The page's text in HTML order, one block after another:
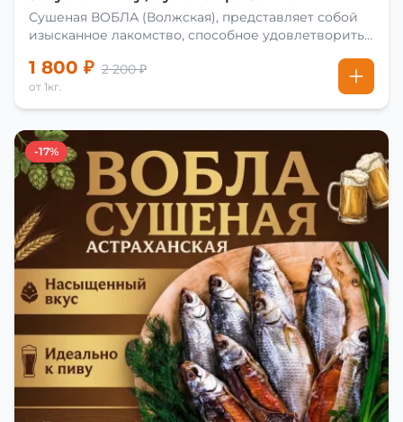
Сушеная ВОБЛА (Волжская), представляет собой
изысканное лакомство, способное удовлетворить
сделать вяленую воблу, её сначала хорошо солят.
Для этого используют старые рецепты и
современные способы. Благодаря этому рыба
приготовлении вяленой воблы делают с учётом
времени года. Это помогает сохранить рыбу
свежей и качественной. Потом рыбу упаковывают
в специальный пакет, чтобы она не портилась и не
теряла влагу. Вяленая вобла — это не просто
вкусная еда, но и пример того, как можно сочетать
старые рецепты и современные технологии. Её
можно есть с напитками, и это будет очень вкусно.
1 800 ₽ 2 200 ₽
от 1кг.
-17%